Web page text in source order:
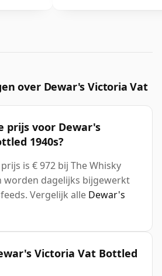
over Dewar's Victoria Vat
prijs voor Dewar's
1940s?
is € 972 bij The Whisky
worden dagelijks bijgewerkt
Vergelijk alle Dewar's
Victoria Vat Bottled